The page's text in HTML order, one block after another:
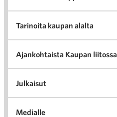
Tarinoita kaupan alalta
Ajankohtaista Kaupan liitossa
Julkaisut
Medialle